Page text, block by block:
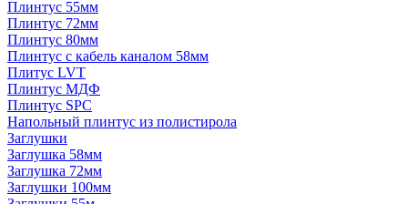
Плинтус 55мм
Плинтус 72мм
Плинтус 80мм
Плинтус с кабель каналом 58мм
Плитус LVT
Плинтус МДФ
Плинтус SPC
Напольный плинтус из полистирола
Заглушки
Заглушка 58мм
Заглушка 72мм
Заглушки 100мм